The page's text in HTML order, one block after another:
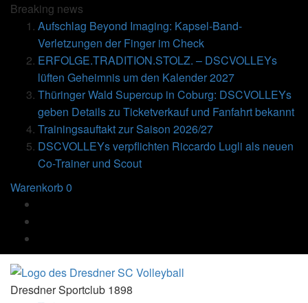
Breaking news
Aufschlag Beyond Imaging: Kapsel-Band-
Verletzungen der Finger im Check
ERFOLGE.TRADITION.STOLZ. – DSCVOLLEYs
lüften Geheimnis um den Kalender 2027
Thüringer Wald Supercup in Coburg: DSCVOLLEYs
geben Details zu Ticketverkauf und Fanfahrt bekannt
Trainingsauftakt zur Saison 2026/27
DSCVOLLEYs verpflichten Riccardo Lugli als neuen
Co-Trainer und Scout
Warenkorb0
Dresdner Sportclub 1898